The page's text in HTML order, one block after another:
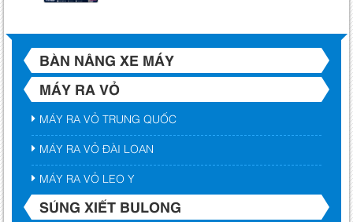
BÀN NÂNG XE MÁY
MÁY RA VỎ
MÁY RA VỎ TRUNG QUỐC
MÁY RA VỎ ĐÀI LOAN
MÁY RA VỎ LEO Y
SÚNG XIẾT BULONG